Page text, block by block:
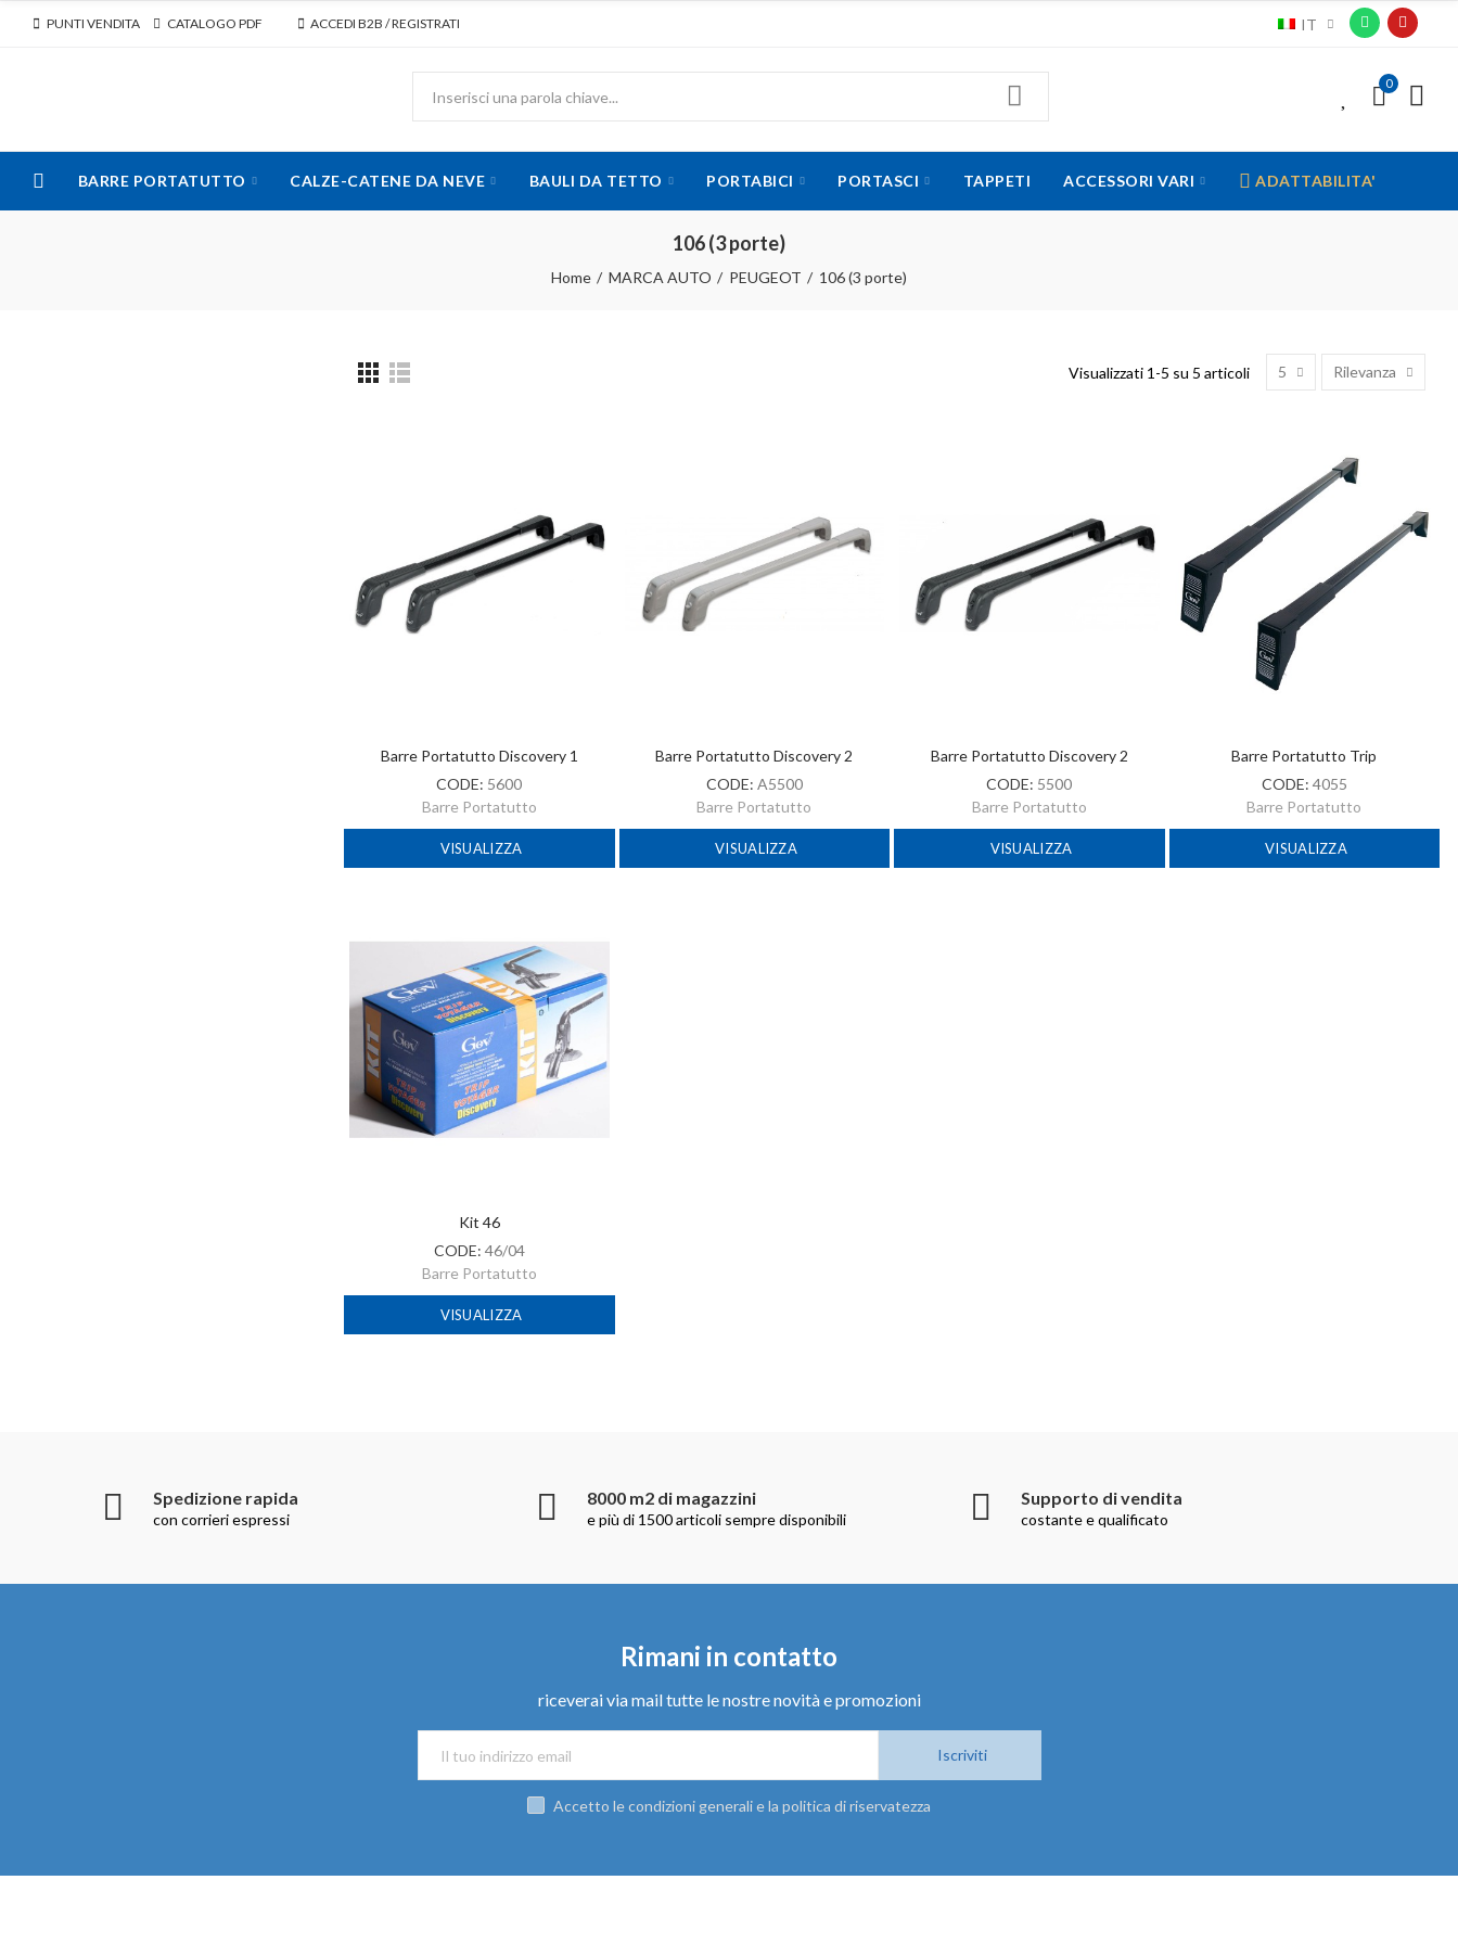
PUNTI VENDITA CATALOGO PDF ACCEDI B2B / REGISTRATI IT
0
BARRE PORTATUTTO CALZE-CATENE DA NEVE BAULI DA TETTO PORTABICI PORTASCI TAPPETI ACCESSORI VARI ADATTABILITA'
106 (3 porte)
Home MARCA AUTO PEUGEOT 106 (3 porte)
Visualizzati 1-5 su 5 articoli 5 Rilevanza
Barre Portatutto Discovery 1
CODE: 5600
Barre Portatutto
VISUALIZZA
Barre Portatutto Discovery 2
CODE: A5500
Barre Portatutto
VISUALIZZA
Barre Portatutto Discovery 2
CODE: 5500
Barre Portatutto
VISUALIZZA
Barre Portatutto Trip
CODE: 4055
Barre Portatutto
VISUALIZZA
Kit 46
CODE: 46/04
Barre Portatutto
VISUALIZZA
Spedizione rapida
con corrieri espressi
8000 m2 di magazzini
e più di 1500 articoli sempre disponibili
Supporto di vendita
costante e qualificato
Rimani in contatto
riceverai via mail tutte le nostre novità e promozioni
Iscriviti
Accetto le condizioni generali e la politica di riservatezza